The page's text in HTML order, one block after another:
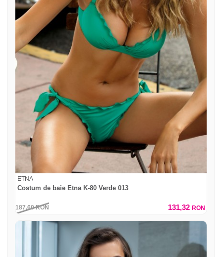
ETNA
Costum de baie Etna K-80 Verde 013
187,60RON 131,32 RON